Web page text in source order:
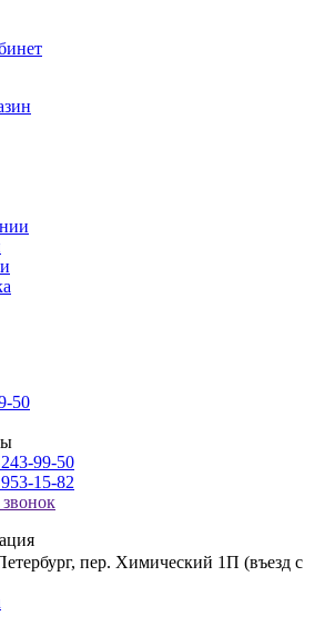
50
99-50
15-82
звонок
пер. Химический 1П (въезд с